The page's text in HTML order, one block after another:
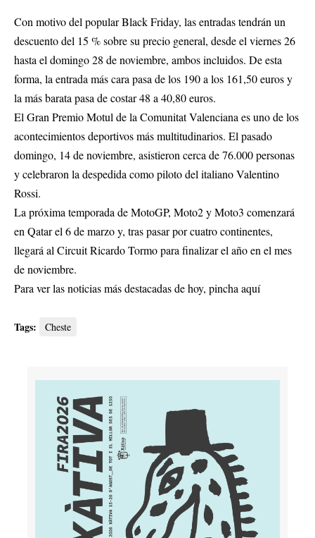
Con motivo del popular Black Friday, las entradas tendrán un
descuento del 15 % sobre su precio general, desde el viernes 26
hasta el domingo 28 de noviembre, ambos incluidos. De esta
forma, la entrada más cara pasa de los 190 a los 161,50 euros y
la más barata pasa de costar 48 a 40,80 euros.
El Gran Premio Motul de la Comunitat Valenciana es uno de los
acontecimientos deportivos más multitudinarios. El pasado
domingo, 14 de noviembre, asistieron cerca de 76.000 personas
y celebraron la despedida como piloto del italiano Valentino
Rossi.
La próxima temporada de MotoGP, Moto2 y Moto3 comenzará
en Qatar el 6 de marzo y, tras pasar por cuatro continentes,
llegará al Circuit Ricardo Tormo para finalizar el año en el mes
de noviembre.
Para ver las noticias más destacadas de hoy, pincha aquí
Tags: Cheste